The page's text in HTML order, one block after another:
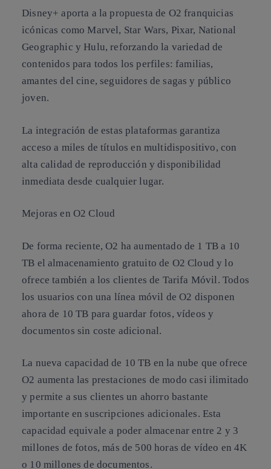
Disney+ aporta a la propuesta de O2 franquicias
icónicas como Marvel, Star Wars, Pixar, National
Geographic y Hulu, reforzando la variedad de
contenidos para todos los perfiles: familias,
amantes del cine, seguidores de sagas y público
joven.
La integración de estas plataformas garantiza
acceso a miles de títulos en multidispositivo, con
alta calidad de reproducción y disponibilidad
inmediata desde cualquier lugar.
Mejoras en O2 Cloud
De forma reciente, O2 ha aumentado de 1 TB a 10
TB el almacenamiento gratuito de O2 Cloud y lo
ofrece también a los clientes de Tarifa Móvil. Todos
los usuarios con una línea móvil de O2 disponen
ahora de 10 TB para guardar fotos, vídeos y
documentos sin coste adicional.
La nueva capacidad de 10 TB en la nube que ofrece
O2 aumenta las prestaciones de modo casi ilimitado
y permite a sus clientes un ahorro bastante
importante en suscripciones adicionales. Esta
capacidad equivale a poder almacenar entre 2 y 3
millones de fotos, más de 500 horas de vídeo en 4K
o 10 millones de documentos.